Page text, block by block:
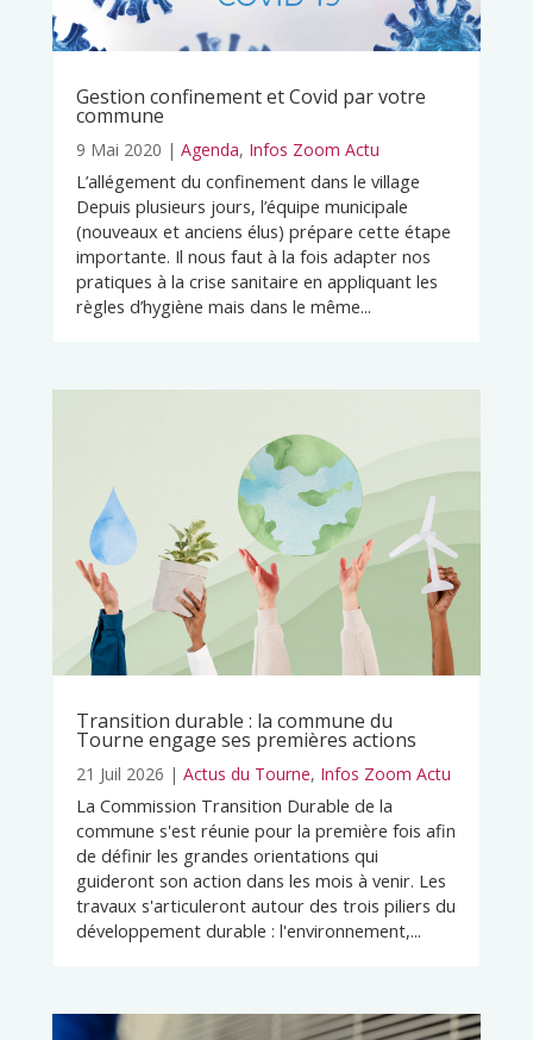
Gestion confinement et Covid par votre
commune
9 Mai 2020 | Agenda, Infos Zoom Actu
L’allégement du confinement dans le village
Depuis plusieurs jours, l’équipe municipale
(nouveaux et anciens élus) prépare cette étape
importante. Il nous faut à la fois adapter nos
pratiques à la crise sanitaire en appliquant les
règles d’hygiène mais dans le même...
Transition durable : la commune du
Tourne engage ses premières actions
21 Juil 2026 | Actus du Tourne, Infos Zoom Actu
La Commission Transition Durable de la
commune s'est réunie pour la première fois afin
de définir les grandes orientations qui
guideront son action dans les mois à venir. Les
travaux s'articuleront autour des trois piliers du
développement durable : l'environnement,...